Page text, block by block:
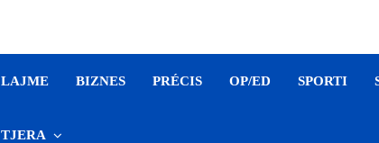
LAJME BIZNES PRÉCIS OP/ED SPORTI
TJERA